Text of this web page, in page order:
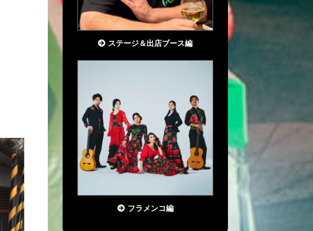
ステージ＆出店ブース編
フラメンコ編